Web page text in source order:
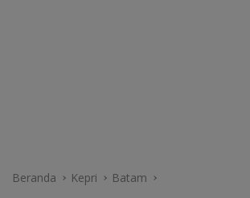
Beranda Kepri Batam